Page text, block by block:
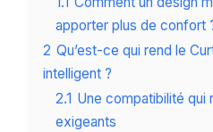
apporter plus de confort
2 Qu’est-ce qui rend le
intelligent ?
2.1 Une compatibilité qui
exigeants